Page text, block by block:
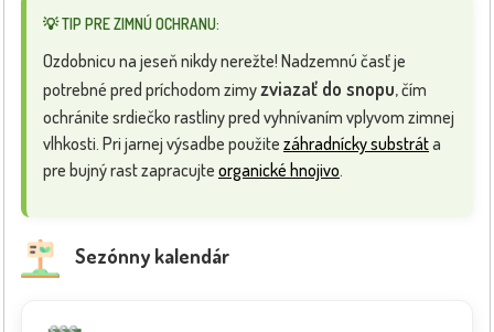
💡 TIP PRE ZIMNÚ OCHRANU:
Ozdobnicu na jeseň nikdy nerežte! Nadzemnú časť je
potrebné pred príchodom zimyzviazať do snopu, čím
ochránite srdiečko rastliny pred vyhnívaním vplyvom zimnej
vlhkosti. Pri jarnej výsadbe použite záhradnícky substráta
pre bujný rast zapracujte organické hnojivo.
Sezónny kalendár